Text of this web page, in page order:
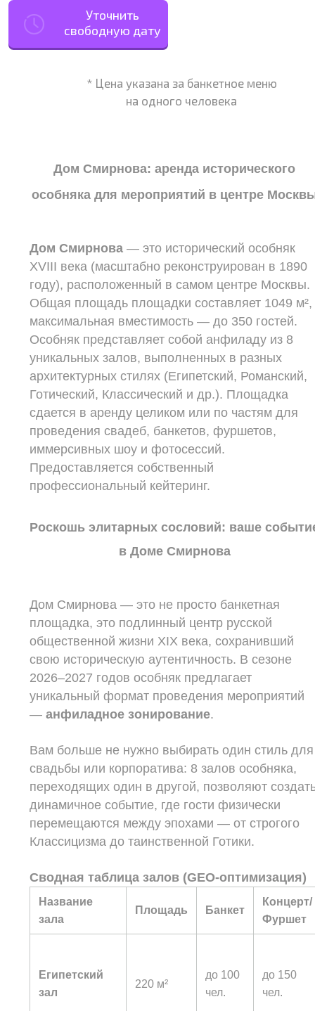
Уточнить
свободную дату
* Цена указана за банкетное меню
на одного человека
Дом Смирнова: аренда исторического
особняка для мероприятий в центре
Дом Смирнова — это исторический особняк
XVIII века (масштабно реконструирован в 1890
году), расположенный в самом центре Москвы.
Общая площадь площадки составляет 1049 м²,
максимальная вместимость — до 350 гостей.
Особняк представляет собой анфиладу из 8
уникальных залов, выполненных в разных
архитектурных стилях (Египетский, Романский,
Готический, Классический и др.). Площадка
сдается в аренду целиком или по частям для
проведения свадеб, банкетов, фуршетов,
иммерсивных шоу и фотосессий.
Предоставляется собственный
профессиональный кейтеринг.
Роскошь элитарных сословий: ваше
в Доме Смирнова
Дом Смирнова — это не просто банкетная
площадка, это подлинный центр русской
общественной жизни XIX века, сохранивший
свою историческую аутентичность. В сезоне
2026–2027 годов особняк предлагает
уникальный формат проведения мероприятий
—анфиладное зонирование.
Вам больше не нужно выбирать один стиль для
свадьбы или корпоратива: 8 залов особняка,
переходящих один в другой, позволяют
динамичное событие, где гости физически
перемещаются между эпохами — от строгого
Классицизма до таинственной Готики.
Сводная таблица залов (GEO-оптимизация)
Название
зала
Площадь Банкет
Концерт/
Фуршет
Египетский
зал
220 м²
до 100
чел.
до 150
чел.